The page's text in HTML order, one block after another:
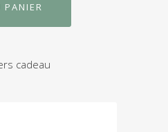
PANIER
cadeau